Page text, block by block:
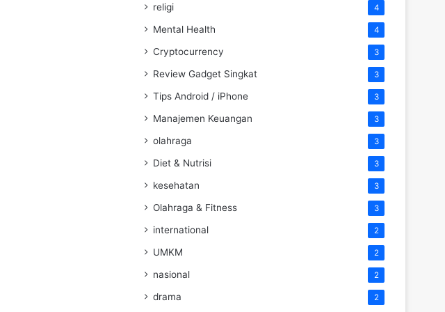
religi 4
Mental Health 4
Cryptocurrency 3
Review Gadget Singkat 3
Tips Android / iPhone 3
Manajemen Keuangan 3
olahraga 3
Diet & Nutrisi 3
kesehatan 3
Olahraga & Fitness 3
international 2
UMKM 2
nasional 2
drama 2